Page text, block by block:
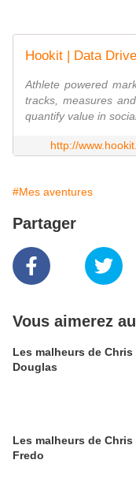
Hookit | Data
Athlete powered
tracks, measures
quantify value in
http://
#Mes aventures
Partager
Vous aimerez
Les malheurs de Chris
Douglas
Les malheurs de Chris
Fredo